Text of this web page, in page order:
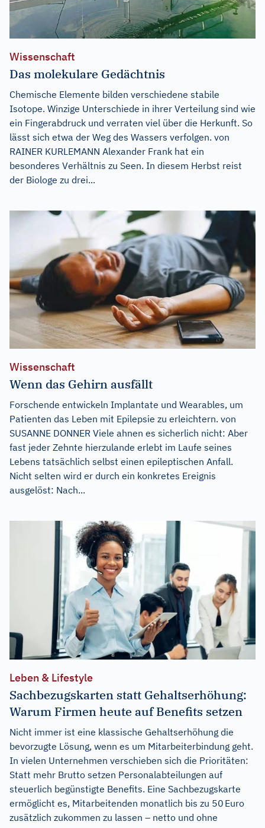
Wissenschaft
Das molekulare Gedächtnis
Chemische Elemente bilden verschiedene stabile
Isotope. Winzige Unterschiede in ihrer Verteilung sind wie
ein Fingerabdruck und verraten viel über die Herkunft. So
lässt sich etwa der Weg des Wassers verfolgen. von
RAINER KURLEMANN Alexander Frank hat ein
besonderes Verhältnis zu Seen. In diesem Herbst reist
der Biologe zu drei...
Wissenschaft
Wenn das Gehirn ausfällt
Forschende entwickeln Implantate und Wearables, um
Patienten das Leben mit Epilepsie zu erleichtern. von
SUSANNE DONNER Viele ahnen es sicherlich nicht: Aber
fast jeder Zehnte hierzulande erlebt im Laufe seines
Lebens tatsächlich selbst einen epileptischen Anfall.
Nicht selten wird er durch ein konkretes Ereignis
ausgelöst: Nach...
Leben & Lifestyle
Sachbezugskarten statt Gehaltserhöhung:
Warum Firmen heute auf Benefits setzen
Nicht immer ist eine klassische Gehaltserhöhung die
bevorzugte Lösung, wenn es um Mitarbeiterbindung geht.
In vielen Unternehmen verschieben sich die Prioritäten:
Statt mehr Brutto setzen Personalabteilungen auf
steuerlich begünstigte Benefits. Eine Sachbezugskarte
ermöglicht es, Mitarbeitenden monatlich bis zu 50 Euro
zusätzlich zukommen zu lassen – netto und ohne